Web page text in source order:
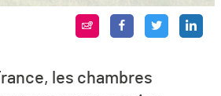
les chambres